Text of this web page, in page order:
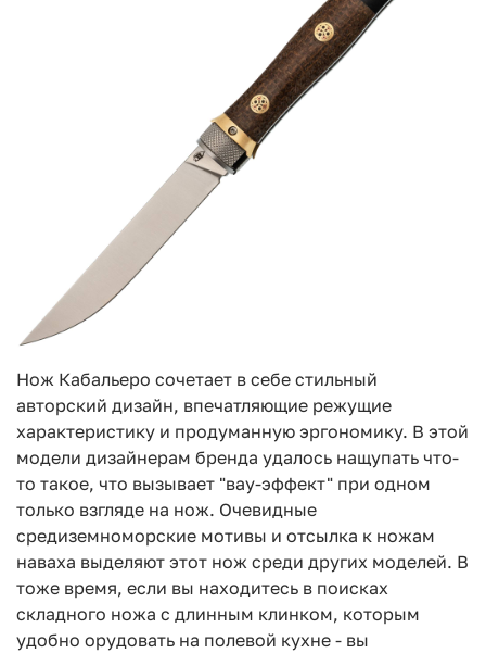
Нож Кабальеро сочетает в себе стильный
авторский дизайн, впечатляющие режущие
характеристику и продуманную эргономику. В этой
модели дизайнерам бренда удалось нащупать что-
то такое, что вызывает "вау-эффект" при одном
только взгляде на нож. Очевидные
средиземноморские мотивы и отсылка к ножам
наваха выделяют этот нож среди других моделей. В
тоже время, если вы находитесь в поисках
складного ножа с длинным клинком, которым
удобно орудовать на полевой кухне - вы